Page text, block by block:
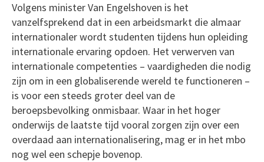
Volgens minister Van Engelshoven is het
vanzelfsprekend dat in een arbeidsmarkt die almaar
internationaler wordt studenten tijdens hun opleiding
internationale ervaring opdoen. Het verwerven van
internationale competenties – vaardigheden die nodig
zijn om in een globaliserende wereld te functioneren –
is voor een steeds groter deel van de
beroepsbevolking onmisbaar. Waar in het hoger
onderwijs de laatste tijd vooral zorgen zijn over een
overdaad aan internationalisering, mag er in het mbo
nog wel een schepje bovenop.